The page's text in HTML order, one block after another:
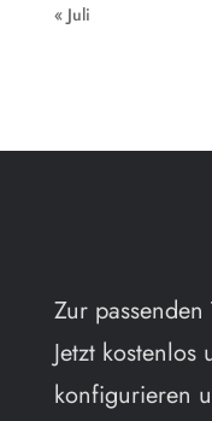
« Juli
Zur
Jetzt
konfigurieren